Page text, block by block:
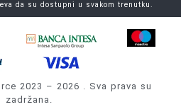
da su dostupni u svakom trenutku.
2023 – 2026 . Sva prava su
zadržana.